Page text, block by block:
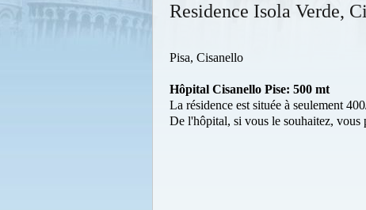
Residence Isola Verde,
Pisa, Cisanello
Hôpital Cisanello Pise: 500 mt
La résidence est située à seulement
De l'hôpital, si vous le souhaitez, vous